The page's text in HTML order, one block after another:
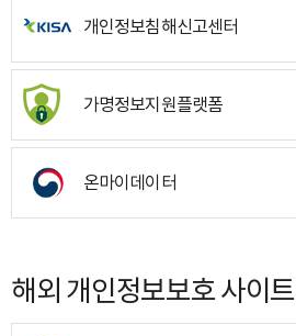
개인정보침해신고센터
가명정보지원플랫폼
온마이데이터
해외 개인정보보호 사이트